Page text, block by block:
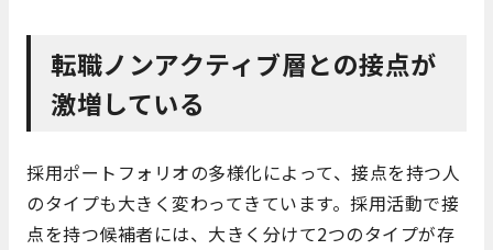
転職ノンアクティブ層との接点が
激増している
採用ポートフォリオの多様化によって、接点を持つ人
のタイプも大きく変わってきています。採用活動で接
点を持つ候補者には、大きく分けて2つのタイプが存